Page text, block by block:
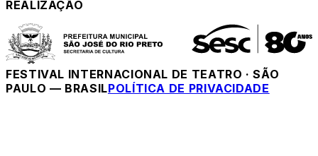
REALIZAÇÃO
FESTIVAL INTERNACIONAL DE TEATRO ·SÃO
PAULO — BRASILPOLÍTICA DE PRIVACIDADE